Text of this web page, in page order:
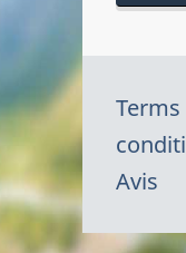
Terms
Avis